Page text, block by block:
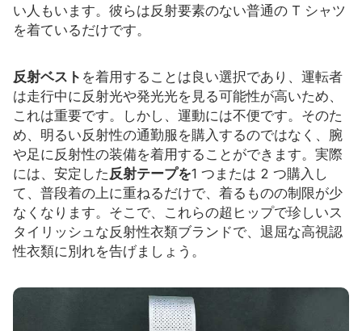
工業用ウォッシュトリム
新製品
リソース
カタログ
ビデオ
接触
い人もいます。彼らは反射要素のない普通の T シャツ
を着ているだけです。
反射ベスト を着用することは良い選択であり、運転者
は走行中に反射光や発光光を見る可能性が高いため、
これは重要です。しかし、運動には不便です。そのた
め、明るい反射性の通勤服を購入するのではなく、腕
や足に反射性の装備を着用することができます。実際
には、安定した 反射テープを1 つまたは 2 つ購入し
て、普段着の上に重ねるだけで、着るものの制限が少
なくなります。そこで、これらの超ヒップで珍しいス
タイリッシュな反射性衣類ブランドで、退屈な高視認
性衣類に別れを告げましょう。